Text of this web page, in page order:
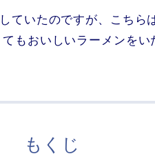
ていたのですが、こちら
もおいしいラーメンをい
もくじ